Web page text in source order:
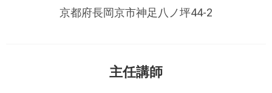
京都府長岡京市神足八ノ坪44-2
主任講師